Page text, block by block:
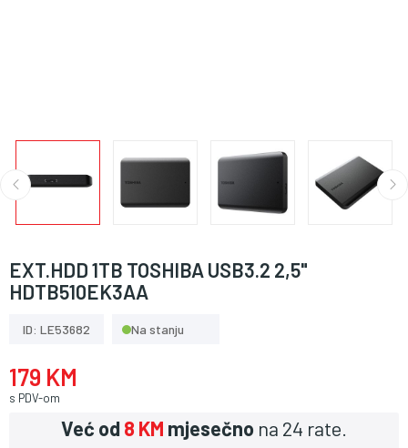
EXT.HDD 1TB TOSHIBA USB3.2 2,5"
HDTB510EK3AA
ID: LE53682 Na stanju
179 KM
s PDV-om
Već od8 KM mjesečno na 24 rate.